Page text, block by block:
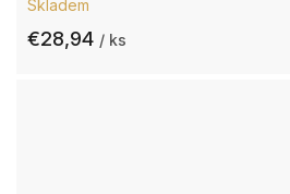
Skladem
€28,94 / ks